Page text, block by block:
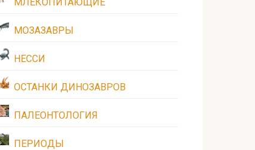
МОЗАЗАВРЫ
НЕССИ
ОСТАНКИ ДИНОЗАВРОВ
ПАЛЕОНТОЛОГИЯ
ПЕРИОДЫ